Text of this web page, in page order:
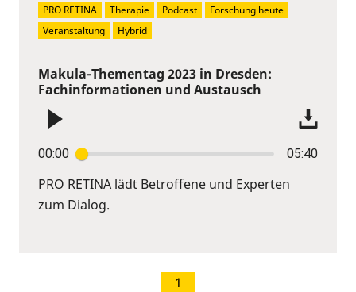
Makula-Thementag 2023 in Dresden:
Fachinformationen und Austausch
00:00 05:40
PRO RETINA lädt Betroffene und Experten
zum Dialog.
PRO RETINA
Therapie Podcast
Forschung heute
Veranstaltung
Hybrid
1